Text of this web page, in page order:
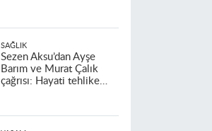
SAĞLIK
Sezen Aksu’dan Ayşe
Barım ve Murat Çalık
çağrısı: Hayati tehlike